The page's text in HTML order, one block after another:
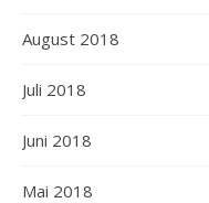
August 2018
Juli 2018
Juni 2018
Mai 2018